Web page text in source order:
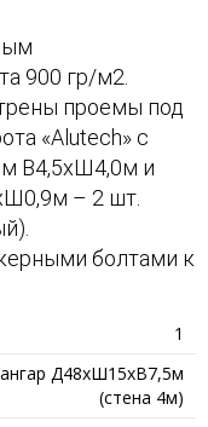
900 гр/м2.
проемы под
«Alutech» с
В4,5хШ4,0м и
– 2 шт.
болтами к
1
Д48хШ15хВ7,5м
(стена 4м)